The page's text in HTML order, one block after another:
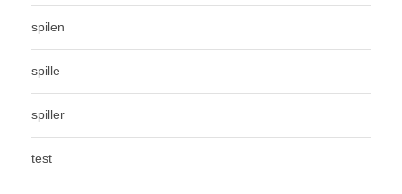
spilen
spille
spiller
test